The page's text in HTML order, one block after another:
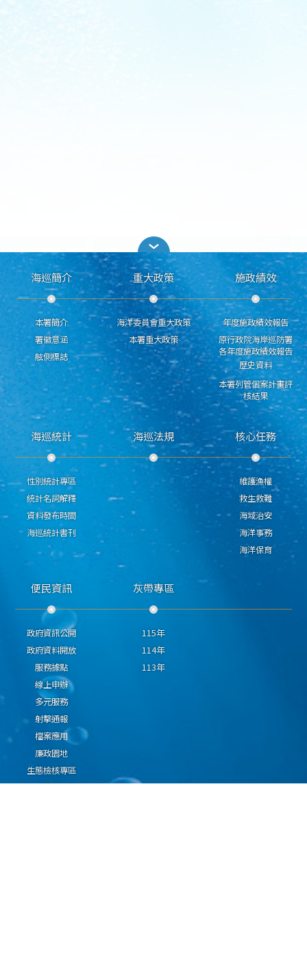
海巡簡介
本署簡介
署徽意涵
舷側標誌
重大政策
海洋委員會重大政策
本署重大政策
施政績效
年度施政績效報告
原行政院海岸巡防署
各年度施政績效報告
歷史資料
本署列管個案計畫評
核結果
海巡統計
性別統計專區
統計名詞解釋
資料發布時間
海巡統計書刊
海巡法規 核心任務
維護漁權
救生救難
海域治安
海洋事務
海洋保育
便民資訊
政府資訊公開
政府資料開放
服務據點
線上申辦
多元服務
射擊通報
檔案應用
廉政園地
生態檢核專區
廠商推薦勤(業)務科技
灰帶專區
115年
114年
113年